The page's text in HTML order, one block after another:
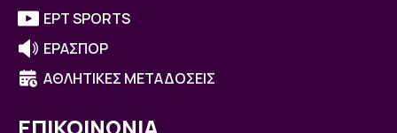
ΕΡΤ SPORTS
ΕΡΑΣΠΟΡ
ΑΘΛΗΤΙΚΕΣ ΜΕΤΑΔΟΣΕΙΣ